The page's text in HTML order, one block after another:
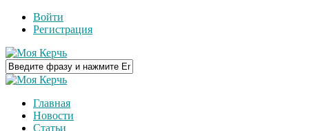
Войти
Регистрация
Главная
Новости
Статьи